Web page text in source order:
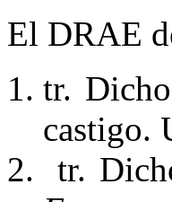
El DRAE
tr.
castigo.
tr.